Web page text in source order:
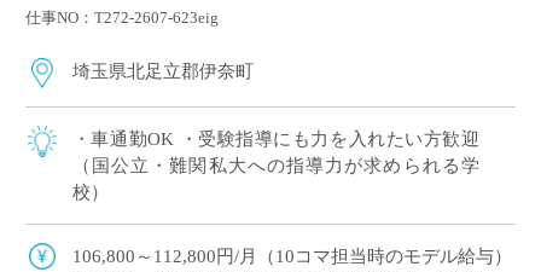
仕事NO：T272-2607-623eig
埼玉県北足立郡伊奈町
・車通勤OK ・受験指導にも力を入れたい方歓迎
（国公立・難関私大への指導力が求められる学
校）
106,800～112,800円/月（10コマ担当時のモデル給与）